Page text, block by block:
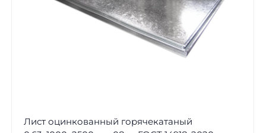
Лист оцинкованный горячекатаный